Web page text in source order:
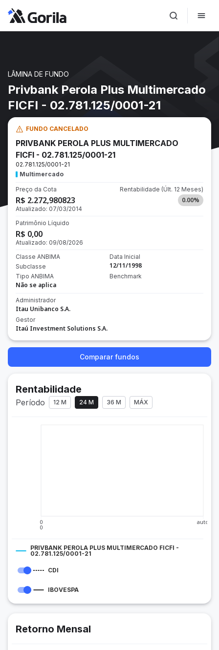
LÂMINA DE FUNDO
Privbank Perola Plus Multimercado
FICFI - 02.781.125/0001-21
FUNDO CANCELADO
PRIVBANK PEROLA PLUS MULTIMERCADO
FICFI - 02.781.125/0001-21
02.781.125/0001-21
Multimercado
Preço da Cota
R$ 2.272,980823
Atualizado: 07/03/2014
Rentabilidade (Últ. 12 Meses)
0.00%
Patrimônio Líquido
R$ 0,00
Atualizado: 09/08/2026
Classe ANBIMA
Subclasse
Tipo ANBIMA
Não se aplica
Data Inicial
12/11/1998
Benchmark
Administrador
Itau Unibanco S.A.
Gestor
Itaú Investment Solutions S.A.
Comparar fundos
Rentabilidade
Período 12 M 24 M 36 M MÁX
0
0
auto
PRIVBANK PEROLA PLUS MULTIMERCADO FICFI -
02.781.125/0001-21
CDI
IBOVESPA
Retorno Mensal